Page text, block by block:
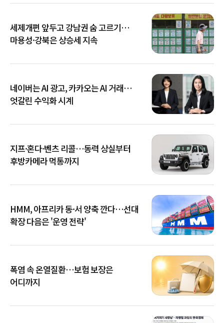
세제개편 앞두고 강남권 숨 고르기…
마용성·강북은 상승세 지속
네이버는 AI 광고, 카카오는 AI 거래…
엇갈린 수익화 시계
지프·혼다·벤츠 리콜…동력 상실부터
후방카메라 먹통까지
HMM, 아프리카 동·서 양축 깐다…선대
확장 다음은 '운영 전략'
폭염 속 온열질환…보험 보장은
어디까지